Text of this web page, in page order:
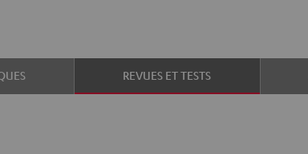
REVUES ET TESTS